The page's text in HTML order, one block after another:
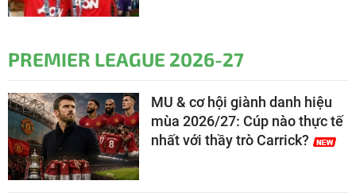
PREMIER LEAGUE 2026-27
MU & cơ hội giành danh hiệu
mùa 2026/27: Cúp nào thực tế
nhất với thầy trò Carrick?